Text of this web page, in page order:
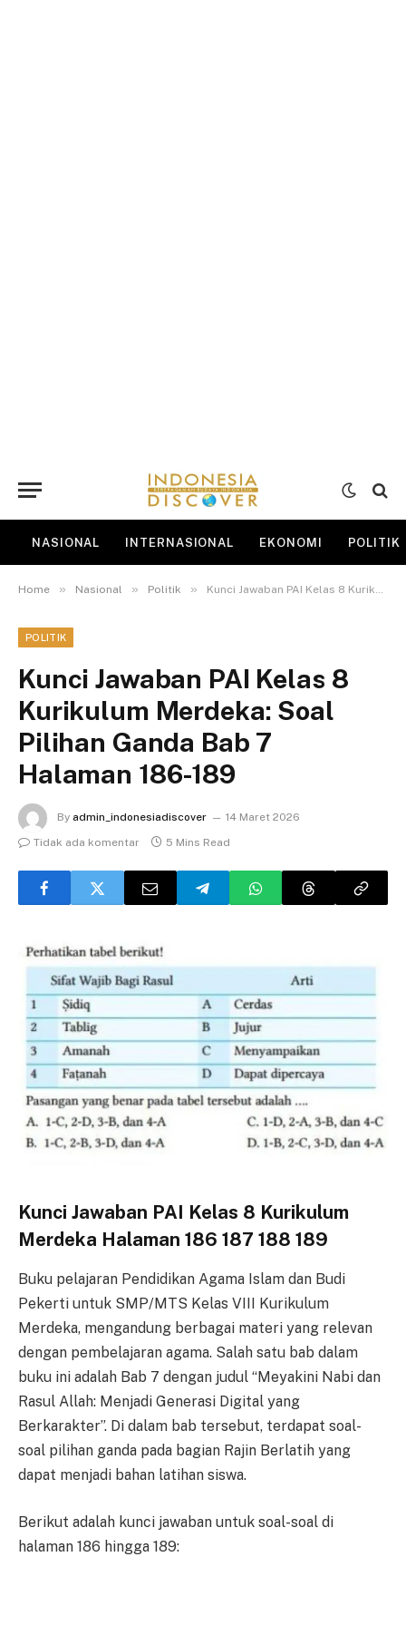
NASIONAL INTERNASIONAL EKONOMI POLITIK
Home » Nasional » Politik » Kunci Jawaban PAI Kelas 8 Kurikulum Merdeka: Soal Pilihan Ganda Bab 7 Halaman 186-189
POLITIK
Kunci Jawaban PAI Kelas 8
Kurikulum Merdeka: Soal
Pilihan Ganda Bab 7
Halaman 186-189
By admin_indonesiadiscover
14 Maret 2026
Tidak ada komentar
5 Mins Read
Kunci Jawaban PAI Kelas 8 Kurikulum
Merdeka Halaman 186 187 188 189
Buku pelajaran Pendidikan Agama Islam dan Budi
Pekerti untuk SMP/MTS Kelas VIII Kurikulum
Merdeka, mengandung berbagai materi yang relevan
dengan pembelajaran agama. Salah satu bab dalam
buku ini adalah Bab 7 dengan judul “Meyakini Nabi dan
Rasul Allah: Menjadi Generasi Digital yang
Berkarakter”. Di dalam bab tersebut, terdapat soal-
soal pilihan ganda pada bagian Rajin Berlatih yang
dapat menjadi bahan latihan siswa.
Berikut adalah kunci jawaban untuk soal-soal di
halaman 186 hingga 189: